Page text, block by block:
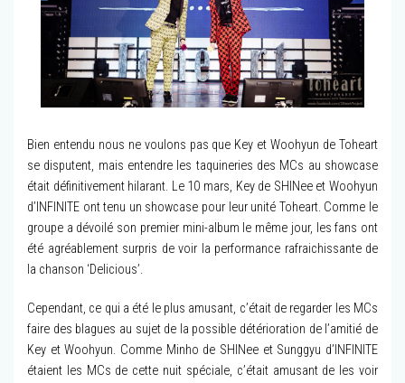
Bien entendu nous ne voulons pas que Key et Woohyun de Toheart
se disputent, mais entendre les taquineries des MCs au showcase
était définitivement hilarant. Le 10 mars, Key de SHINee et Woohyun
d’INFINITE ont tenu un showcase pour leur unité Toheart. Comme le
groupe a dévoilé son premier mini-album le même jour, les fans ont
été agréablement surpris de voir la performance rafraichissante de
la chanson ‘Delicious’.
Cependant, ce qui a été le plus amusant, c’était de regarder les MCs
faire des blagues au sujet de la possible détérioration de l’amitié de
Key et Woohyun. Comme Minho de SHINee et Sunggyu d’INFINITE
étaient les MCs de cette nuit spéciale, c’était amusant de les voir